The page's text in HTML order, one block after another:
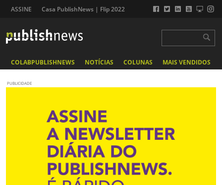
ASSINE Casa PublishNews | Flip 2022
COLABPUBLISHNEWS NOTÍCIAS COLUNAS MAIS VENDIDOS
PUBLICIDADE